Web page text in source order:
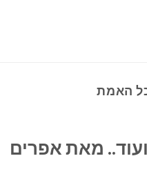
האמת
מאת אפרים